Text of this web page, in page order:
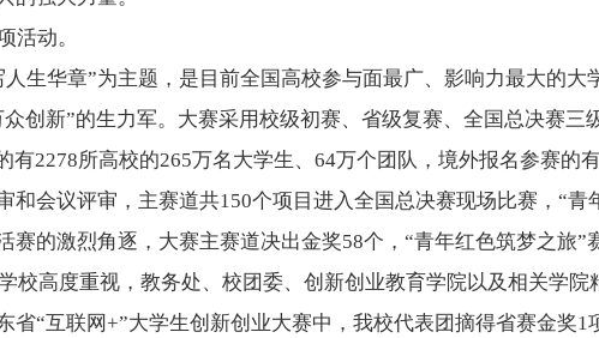
活动。
生华章”为主题，是目前全国高校参与面最广、影响力最大的大
创新”的生力军。大赛采用校级初赛、省级复赛、全国总决赛三
2278所高校的265万名大学生、64万个团队，境外报名参赛的
会议评审，主赛道共150个项目进入全国总决赛现场比赛，“青
的激烈角逐，大赛主赛道决出金奖58个，“青年红色筑梦之旅”
校高度重视，教务处、校团委、创新创业教育学院以及相关学
“互联网+”大学生创新创业大赛中，我校代表团摘得省赛金奖1